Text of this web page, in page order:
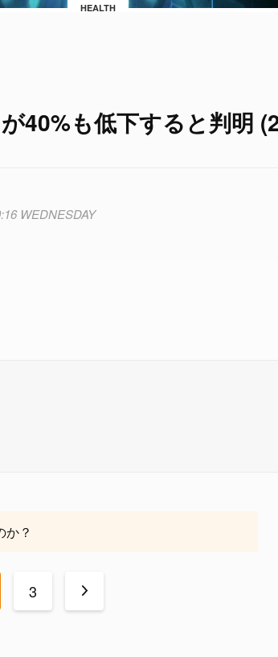
HEALTH
40%も低下すると判明
WEDNESDAY
か？
3 >